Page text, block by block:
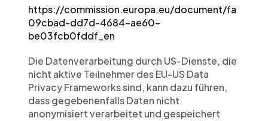
https://commission.europa.eu/document/fa
09cbad-dd7d-4684-ae60-
be03fcb0fddf_en
Die Datenverarbeitung durch US-Dienste, die
nicht aktive Teilnehmer des EU-US Data
Privacy Frameworks sind, kann dazu führen,
dass gegebenenfalls Daten nicht
anonymisiert verarbeitet und gespeichert